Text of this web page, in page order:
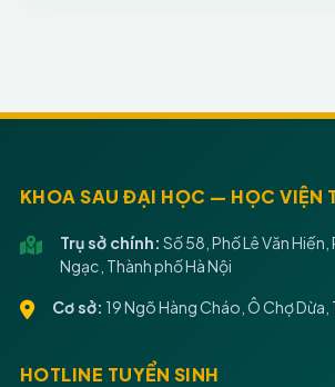
KHOA SAU ĐẠI HỌC — HỌC VIỆN
Trụ sở chính: Số 58, Phố Lê Văn
Ngạc, Thành phố Hà Nội
Cơ sở: 19 Ngõ Hàng Cháo, Ô Chợ Dừa,
HOTLINE TUYỂN SINH